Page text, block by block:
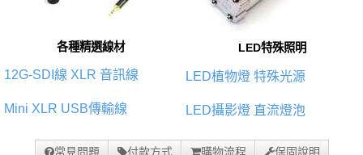
各種精選線材
12G-SDI線 XLR 音訊線
Mini XLR USB傳輸線
LED特殊照明
LED植物燈 特殊光源
LED攝影燈 直流燈泡
常見問題 付款方式 購物流程
保固說明